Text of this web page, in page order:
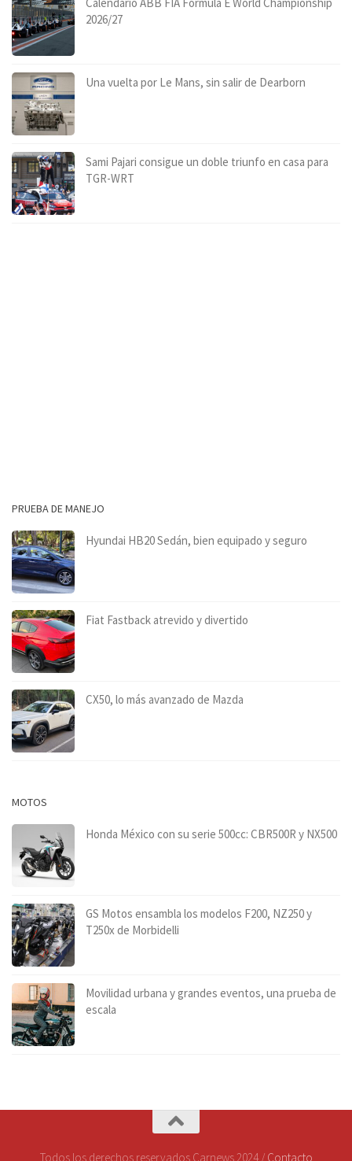
2026/27
Una vuelta por Le Mans, sin salir de Dearborn
Sami Pajari consigue un doble triunfo en casa para
TGR-WRT
PRUEBA DE MANEJO
Hyundai HB20 Sedán, bien equipado y seguro
Fiat Fastback atrevido y divertido
CX50, lo más avanzado de Mazda
MOTOS
Honda México con su serie 500cc: CBR500R y NX500
GS Motos ensambla los modelos F200, NZ250 y
T250x de Morbidelli
Movilidad urbana y grandes eventos, una prueba de
escala
Todos los derechos reservados Carnews 2024 / Contacto